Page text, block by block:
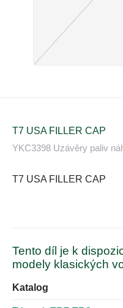
T7 USA FILLER CAP
YKC3398 Uzávěry paliv
T7 USA FILLER CAP
Tento díl je k
modely klasických
Katalog